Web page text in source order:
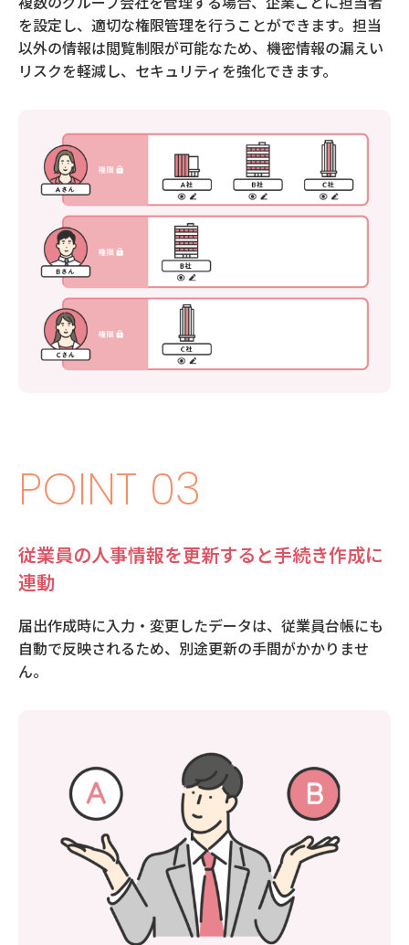
を設定し、適切な権限管理を行うことができます。担当
以外の情報は閲覧制限が可能なため、機密情報の漏えい
リスクを軽減し、セキュリティを強化できます。
POINT 03
従業員の人事情報を更新すると手続き作成に
連動
届出作成時に入力・変更したデータは、従業員台帳にも
自動で反映されるため、別途更新の手間がかかりませ
ん。